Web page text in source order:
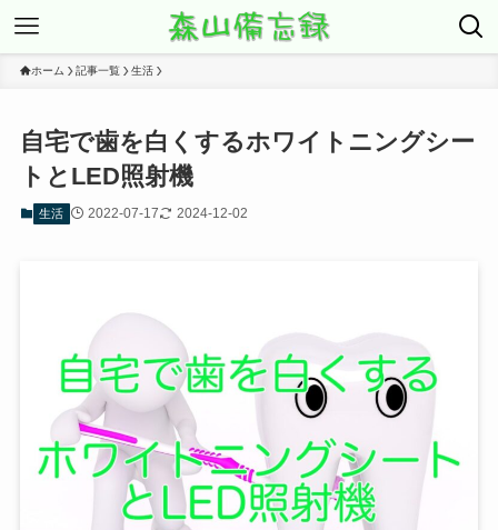
ホーム 記事一覧 生活
自宅で歯を白くするホワイトニングシー
トとLED照射機
生活 2022-07-17 2024-12-02